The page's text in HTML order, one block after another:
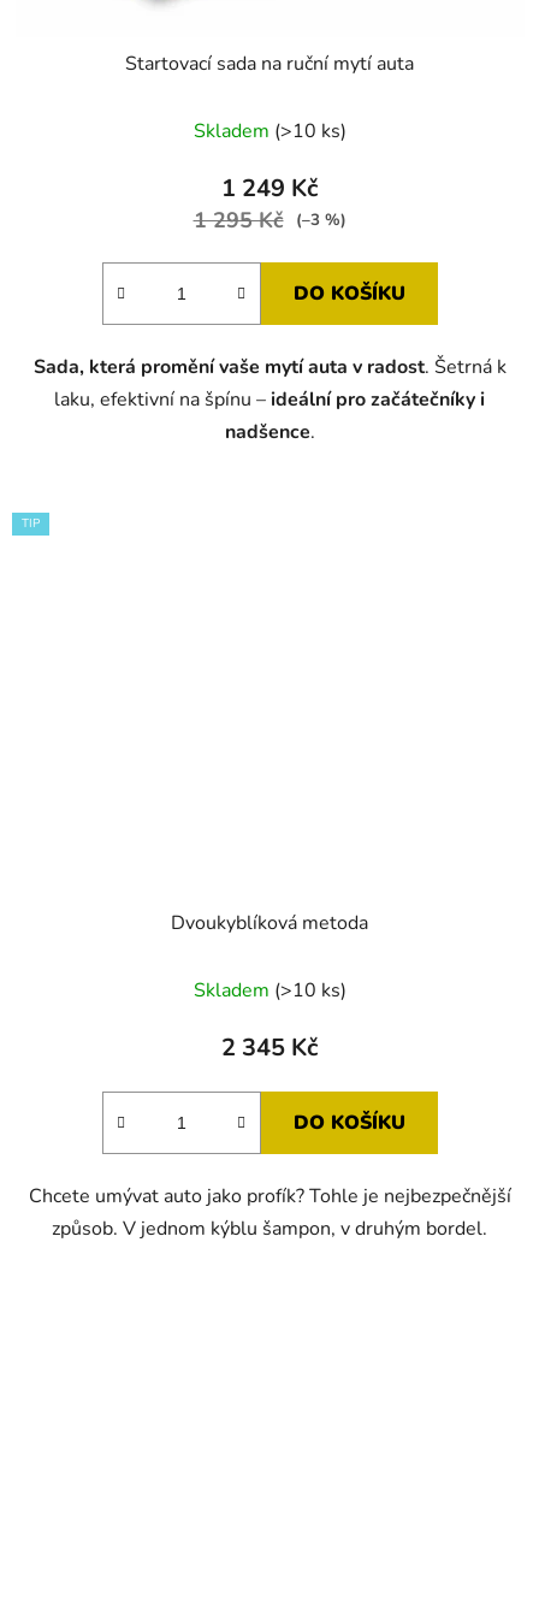
Startovací sada na ruční mytí auta
Skladem (>10 ks)
1 249 Kč
1 295 Kč (–3 %)
DO KOŠÍKU
Sada, která promění vaše mytí auta v radost. Šetrná k
laku, efektivní na špínu –ideální pro začátečníky i
nadšence.
TIP
Dvoukyblíková metoda
hodnocení
produktu
5,0
hvězdiček.
Skladem (>10 ks)
2 345 Kč
DO KOŠÍKU
Chcete umývat auto jako profík? Tohle je nejbezpečnější
způsob. V jednom kýblu šampon, v druhým bordel.